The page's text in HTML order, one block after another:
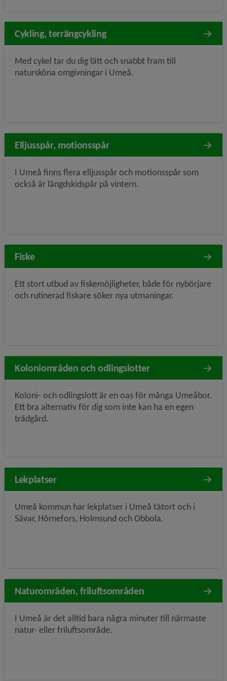
Cykling, terrängcykling
Med cykel tar du dig lätt och snabbt fram till
natursköna omgivningar i Umeå.
Elljusspår, motionsspår
I Umeå finns flera elljusspår och motionsspår som
också är längdskidspår på vintern.
Fiske
Ett stort utbud av fiskemöjligheter, både för nybörjare
och rutinerad fiskare söker nya utmaningar.
Koloniområden och odlingslotter
Koloni- och odlingslott är en oas för många Umeåbor.
Ett bra alternativ för dig som inte kan ha en egen
trädgård.
Lekplatser
Umeå kommun har lekplatser i Umeå tätort och i
Sävar, Hörnefors, Holmsund och Obbola.
Naturområden, friluftsområden
I Umeå är det alltid bara några minuter till närmaste
natur- eller friluftsområde.